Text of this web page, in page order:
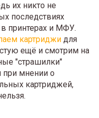
их никто не
последствиях
в принтерах и МФУ.
картриджи для
ещё и смотрим на
"страшилки"
при мнении о
картриджей,